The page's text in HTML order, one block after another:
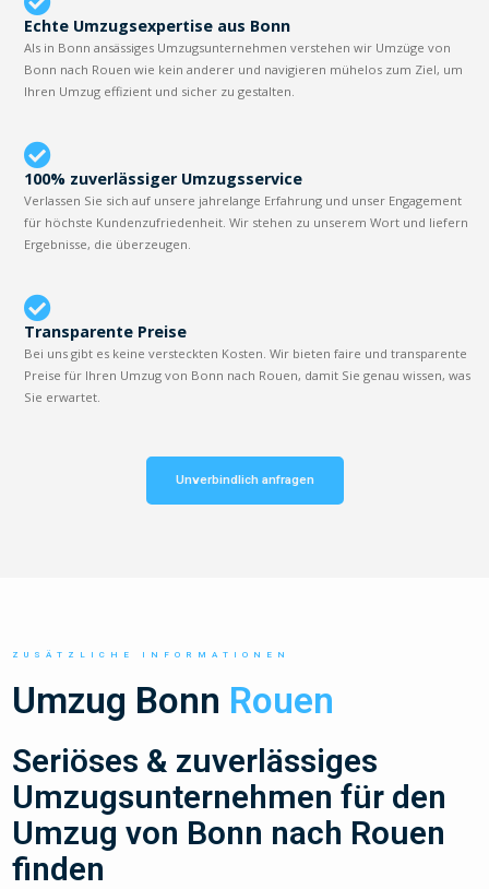
Echte Umzugsexpertise aus Bonn
Als in Bonn ansässiges Umzugsunternehmen verstehen wir Umzüge von
Bonn nach Rouen wie kein anderer und navigieren mühelos zum Ziel, um
Ihren Umzug effizient und sicher zu gestalten.
100% zuverlässiger Umzugsservice
Verlassen Sie sich auf unsere jahrelange Erfahrung und unser Engagement
für höchste Kundenzufriedenheit. Wir stehen zu unserem Wort und liefern
Ergebnisse, die überzeugen.
Transparente Preise
Bei uns gibt es keine versteckten Kosten. Wir bieten faire und transparente
Preise für Ihren Umzug von Bonn nach Rouen, damit Sie genau wissen, was
Sie erwartet.
Unverbindlich anfragen
ZUSÄTZLICHE INFORMATIONEN
Umzug Bonn Rouen
Seriöses & zuverlässiges
Umzugsunternehmen für den
Umzug von Bonn nach Rouen
finden